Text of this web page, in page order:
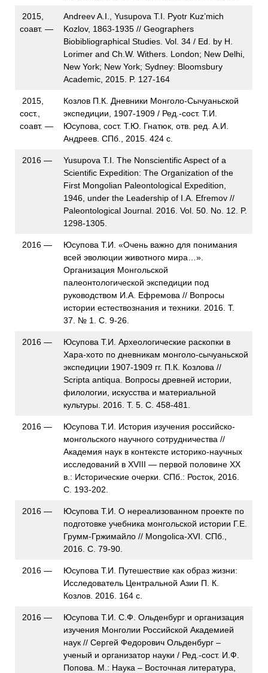
2015,
соавт. —
Andreev A.I., Yusupova T.I. Pyotr Kuz’mich
Kozlov, 1863-1935 // Geographers
Biobibliographical Studies. Vol. 34 / Ed. by H.
Lorimer and Ch.W. Withers. London; New Delhi,
New York; New York; Sydney: Bloomsbury
Academic, 2015. P. 127-164
2015,
сост.,
соавт. —
Козлов П.К. Дневники Монголо-Сычуаньской
экспедиции, 1907-1909 / Ред.-сост. Т.И.
Юсупова, сост. Т.Ю. Гнатюк, отв. ред. А.И.
Андреев. СПб., 2015. 424 с.
2016 —
Yusupova T.I. The Nonscientific Aspect of a
Scientific Expedition: The Organization of the
First Mongolian Paleontological Expedition,
1946, under the Leadership of I.A. Efremov //
Paleontological Journal. 2016. Vol. 50. No. 12. P.
1298-1305.
2016 —
Юсупова Т.И. «Очень важно для понимания
всей эволюции животного мира…».
Организация Монгольской
палеонтологической экспедиции под
руководством И.А. Ефремова // Вопросы
истории естествознания и техники. 2016. Т.
37. № 1. С. 9-26.
2016 —
Юсупова Т.И. Археологические раскопки в
Хара-хото по дневникам монголо-сычуаньской
экспедиции 1907-1909 гг. П.К. Козлова //
Scripta antiqua. Вопросы древней истории,
филологии, искусства и материальной
культуры. 2016. Т. 5. С. 458-481.
2016 —
Юсупова Т.И. История изучения российско-
монгольского научного сотрудничества //
Академия наук в контексте историко-научных
исследований в XVIII — первой половине XX
в.: Исторические очерки. СПб.: Росток, 2016.
С. 193-202.
2016 —
Юсупова Т.И. О нереализованном проекте по
подготовке учебника монгольской истории Г.Е.
Грумм-Гржимайло // Mongolica-XVI. СПб.,
2016. С. 79-90.
2016 —
Юсупова Т.И. Путешествие как образ жизни:
Исследователь Центральной Азии П. К.
Козлов. 2016. 164 с.
2016 —
Юсупова Т.И. С.Ф. Ольденбург и организация
изучения Монголии Российской Академией
наук // Сергей Федорович Ольденбург –
ученый и организатор науки / Ред.-сост. И.Ф.
Попова. М.: Наука – Восточная литература,